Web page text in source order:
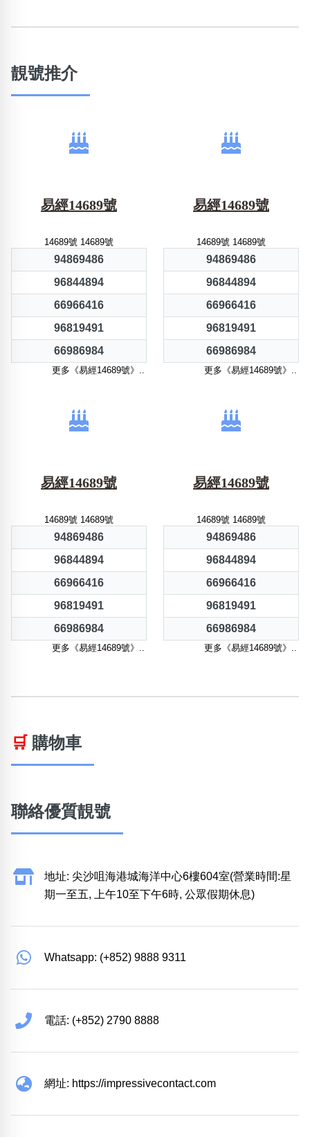
靚號推介
易經14689號
14689號 14689號
94869486
96844894
66966416
96819491
66986984
更多《易經14689號》..
易經14689號
14689號 14689號
94869486
96844894
66966416
96819491
66986984
更多《易經14689號》..
易經14689號
14689號 14689號
94869486
96844894
66966416
96819491
66986984
更多《易經14689號》..
易經14689號
14689號 14689號
94869486
96844894
66966416
96819491
66986984
更多《易經14689號》..
🛒 購物車
聯絡優質靚號
地址: 尖沙咀海港城海洋中心6樓604室(營業時間:星
期一至五, 上午10至下午6時, 公眾假期休息)
Whatsapp: (+852) 9888 9311
電話: (+852) 2790 8888
網址: https://impressivecontact.com